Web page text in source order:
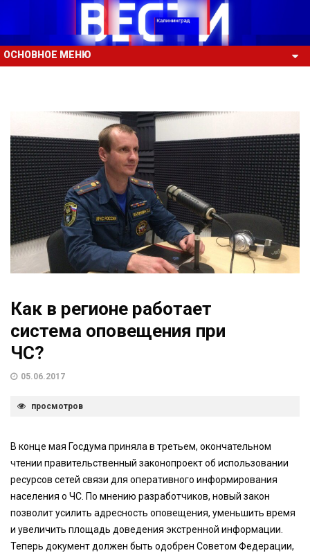
ОСНОВНОЕ МЕНЮ
Как в регионе работает
система оповещения при
ЧС?
05.06.2017
просмотров
В конце мая Госдума приняла в третьем, окончательном
чтении правительственный законопроект об использовании
ресурсов сетей связи для оперативного информирования
населения о ЧС. По мнению разработчиков, новый закон
позволит усилить адресность оповещения, уменьшить время
и увеличить площадь доведения экстренной информации.
Теперь документ должен быть одобрен Советом Федерации,